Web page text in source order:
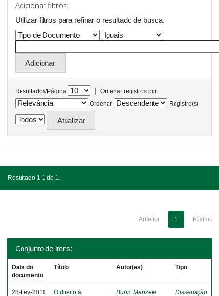
Adicionar filtros:
Utilizar filtros para refinar o resultado de busca.
Resultados/Página |
Ordenar registros por
Ordenar
Registro(s)
Resultado 1-1 de 1.
Anterior 1 Póximo
Conjunto de itens:
Data do
documento
Título Autor(es) Tipo
28-Fev-2019
O direito à
Burin, Marizete Dissertação